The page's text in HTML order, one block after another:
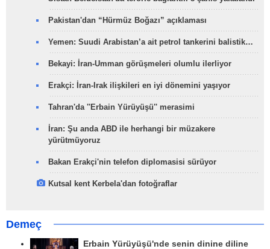
Pakistan'dan “Hürmüz Boğazı” açıklaması
Yemen: Suudi Arabistan’a ait petrol tankerini balistik…
Bekayi: İran-Umman görüşmeleri olumlu ilerliyor
Erakçi: İran-Irak ilişkileri en iyi dönemini yaşıyor
Tahran'da ''Erbain Yürüyüşü'' merasimi
İran: Şu anda ABD ile herhangi bir müzakere
yürütmüyoruz
Bakan Erakçi'nin telefon diplomasisi sürüyor
Kutsal kent Kerbela'dan fotoğraflar
Demeç
Erbain Yürüyüşü'nde senin dinine diline